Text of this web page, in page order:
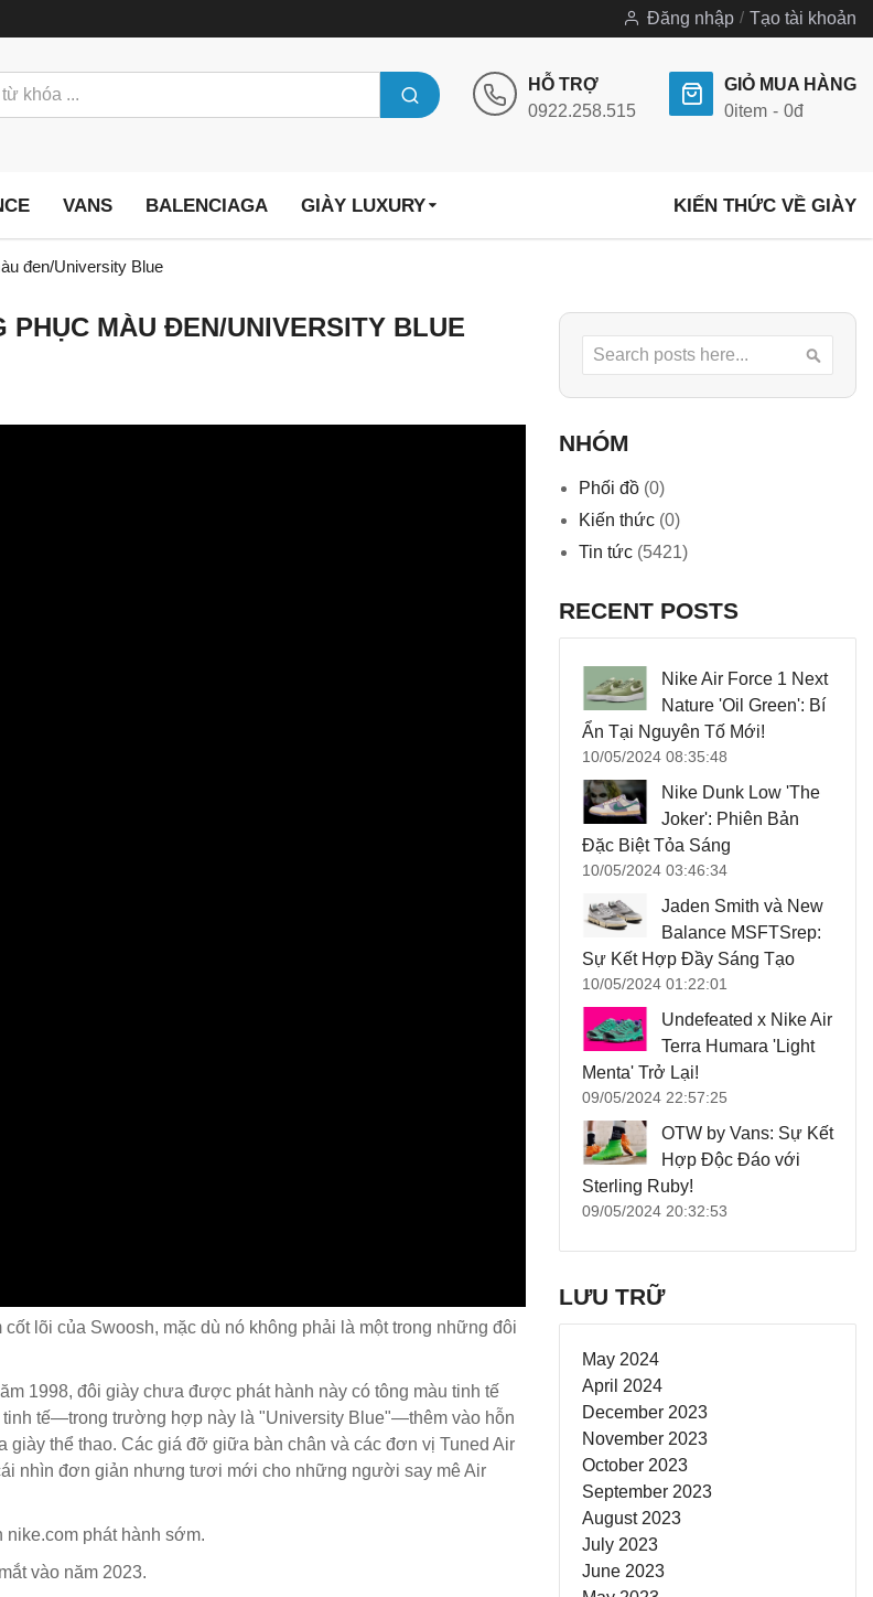
Đăng nhập Tạo tài khoản
HỖ TRỢ
0922.258.515
GIỎ MUA HÀNG
0item 0đ
VANS BALENCIAGA GIÀY LUXURY KIẾN THỨC VỀ GIÀY
đen/University Blue
MÀU ĐEN/UNIVERSITY BLUE
lõi của Swoosh, mặc dù nó không phải là một trong những đôi
1998, đôi giày chưa được phát hành này có tông màu tinh tế
tế—trong trường hợp này là "University Blue"—thêm vào hỗn
thể thao. Các giá đỡ giữa bàn chân và các đơn vị Tuned Air
nhìn đơn giản nhưng tươi mới cho những người say mê Air
phát hành sớm.
vào năm 2023.
Search
NHÓM
Phối đồ (0)
Kiến thức (0)
Tin tức (5421)
RECENT POSTS
Nike Air Force 1 Next
Nature 'Oil Green': Bí
Ẩn Tại Nguyên Tố Mới!
10/05/2024 08:35:48
Nike Dunk Low 'The
Joker': Phiên Bản
Đặc Biệt Tỏa Sáng
10/05/2024 03:46:34
Jaden Smith và New
Balance MSFTSrep:
Sự Kết Hợp Đầy Sáng Tạo
10/05/2024 01:22:01
Undefeated x Nike Air
Terra Humara 'Light
Menta' Trở Lại!
09/05/2024 22:57:25
OTW by Vans: Sự Kết
Hợp Độc Đáo với
Sterling Ruby!
09/05/2024 20:32:53
LƯU TRỮ
May 2024
April 2024
December 2023
November 2023
October 2023
September 2023
August 2023
July 2023
June 2023